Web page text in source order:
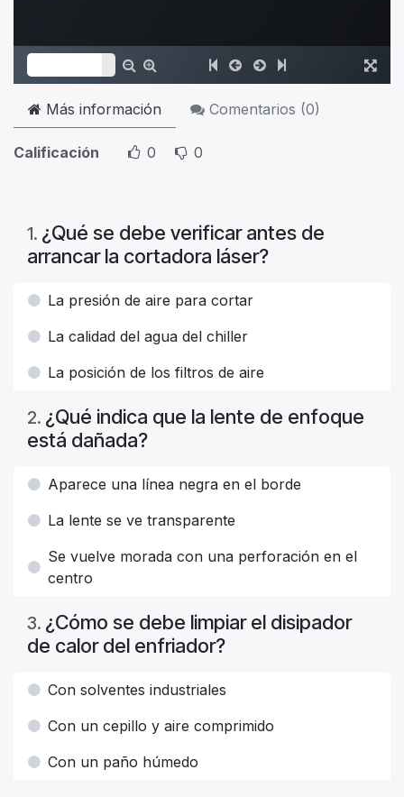
Más información Comentarios (0)
Calificación 0 0
1. ¿Qué se debe verificar antes de
arrancar la cortadora láser?
La presión de aire para cortar
La calidad del agua del chiller
La posición de los filtros de aire
2. ¿Qué indica que la lente de enfoque
está dañada?
Aparece una línea negra en el borde
La lente se ve transparente
Se vuelve morada con una perforación en el
centro
3. ¿Cómo se debe limpiar el disipador
de calor del enfriador?
Con solventes industriales
Con un cepillo y aire comprimido
Con un paño húmedo